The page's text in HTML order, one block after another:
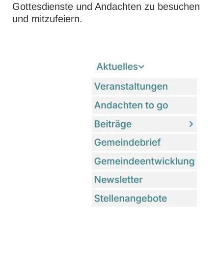
Gottesdienste und Andachten zu besuchen
und mitzufeiern.